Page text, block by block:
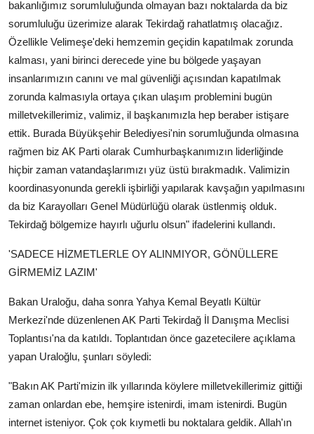
bakanlığımız sorumluluğunda olmayan bazı noktalarda da biz
sorumluluğu üzerimize alarak Tekirdağ rahatlatmış olacağız.
Özellikle Velimeşe'deki hemzemin geçidin kapatılmak zorunda
kalması, yani birinci derecede yine bu bölgede yaşayan
insanlarımızın canını ve mal güvenliği açısından kapatılmak
zorunda kalmasıyla ortaya çıkan ulaşım problemini bugün
milletvekillerimiz, valimiz, il başkanımızla hep beraber istişare
ettik. Burada Büyükşehir Belediyesi'nin sorumluğunda olmasına
rağmen biz AK Parti olarak Cumhurbaşkanımızın liderliğinde
hiçbir zaman vatandaşlarımızı yüz üstü bırakmadık. Valimizin
koordinasyonunda gerekli işbirliği yapılarak kavşağın yapılmasını
da biz Karayolları Genel Müdürlüğü olarak üstlenmiş olduk.
Tekirdağ bölgemize hayırlı uğurlu olsun" ifadelerini kullandı.
'SADECE HİZMETLERLE OY ALINMIYOR, GÖNÜLLERE
GİRMEMİZ LAZIM'
Bakan Uraloğu, daha sonra Yahya Kemal Beyatlı Kültür
Merkezi'nde düzenlenen AK Parti Tekirdağ İl Danışma Meclisi
Toplantısı'na da katıldı. Toplantıdan önce gazetecilere açıklama
yapan Uraloğlu, şunları söyledi:
"Bakın AK Parti'mizin ilk yıllarında köylere milletvekillerimiz gittiği
zaman onlardan ebe, hemşire istenirdi, imam istenirdi. Bugün
internet isteniyor. Çok çok kıymetli bu noktalara geldik. Allah'ın